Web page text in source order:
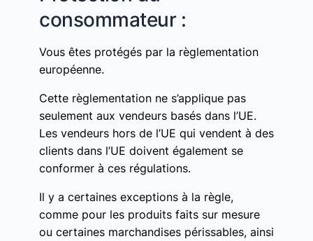
consommateur :
Vous êtes protégés par la règlementation
européenne.
Cette règlementation ne s’applique pas
seulement aux vendeurs basés dans l’UE.
Les vendeurs hors de l’UE qui vendent à des
clients dans l’UE doivent également se
conformer à ces régulations.
Il y a certaines exceptions à la règle,
comme pour les produits faits sur mesure
ou certaines marchandises périssables, ainsi